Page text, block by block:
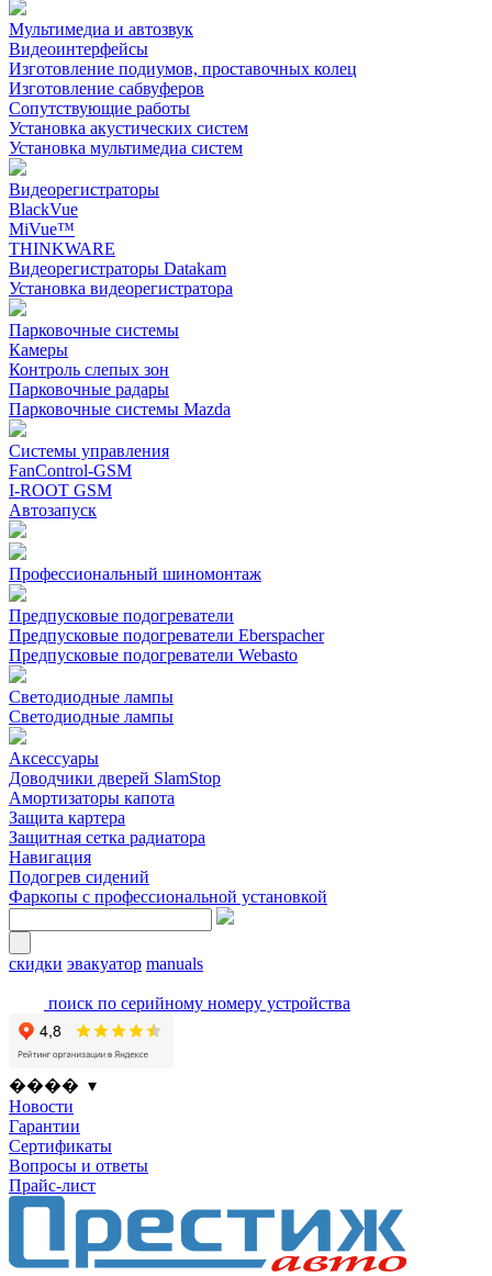
Мультимедиа и автозвук
Видеоинтерфейсы
Изготовление подиумов, проставочных колец
Изготовление сабвуферов
Сопутствующие работы
Установка акустических систем
Установка мультимедиа систем
Видеорегистраторы
BlackVue
MiVue™
THINKWARE
Видеорегистраторы Datakam
Установка видеорегистратора
Парковочные системы
Камеры
Контроль слепых зон
Парковочные радары
Парковочные системы Mazda
Системы управления
FanControl-GSM
I-ROOT GSM
Автозапуск
Профессиональный шиномонтаж
Предпусковые подогреватели
Предпусковые подогреватели Eberspacher
Предпусковые подогреватели Webasto
Светодиодные лампы
Светодиодные лампы
Аксессуары
Доводчики дверей SlamStop
Амортизаторы капота
Защита картера
Защитная сетка радиатора
Навигация
Подогрев сидений
Фаркопы с профессиональной установкой
скидки эвакуатор manuals
поиск по серийному номеру устройства
���� ▾
Новости
Гарантии
Сертификаты
Вопросы и ответы
Прайс-лист